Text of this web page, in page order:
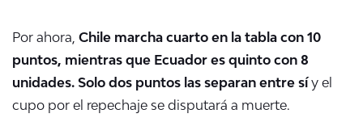
Por ahora, Chile marcha cuarto en la tabla con 10
puntos, mientras que Ecuador es quinto con 8
unidades. Solo dos puntos las separan entre síy el
cupo por el repechaje se disputará a muerte.